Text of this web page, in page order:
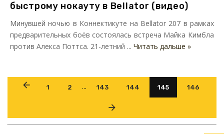
быстрому нокауту в Bellator (видео)
Минувшей ночью в Коннектикуте на Bellator 207 в рамках
предварительных боёв состоялась встреча Майка Кимбла
против Алекса Поттса. 21-летний ... Читать дальше »
1 2 ... 143 144 145 146